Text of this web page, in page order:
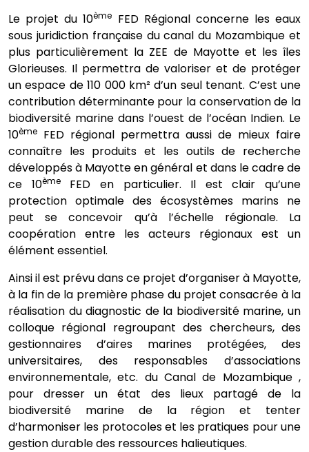
Le projet du 10ème FED Régional concerne les eaux
sous juridiction française du canal du Mozambique et
plus particulièrement la ZEE de Mayotte et les îles
Glorieuses. Il permettra de valoriser et de protéger
un espace de 110 000 km² d’un seul tenant. C’est une
contribution déterminante pour la conservation de la
biodiversité marine dans l’ouest de l’océan Indien. Le
10ème FED régional permettra aussi de mieux faire
connaître les produits et les outils de recherche
développés à Mayotte en général et dans le cadre de
ce 10èmeFED en particulier. Il est clair qu’une
protection optimale des écosystèmes marins ne
peut se concevoir qu’à l’échelle régionale. La
coopération entre les acteurs régionaux est un
élément essentiel.
Ainsi il est prévu dans ce projet d’organiser à Mayotte,
à la fin de la première phase du projet consacrée à la
réalisation du diagnostic de la biodiversité marine, un
colloque régional regroupant des chercheurs, des
gestionnaires d’aires marines protégées, des
universitaires, des responsables d’associations
environnementale, etc. du Canal de Mozambique ,
pour dresser un état des lieux partagé de la
biodiversité marine de la région et tenter
d’harmoniser les protocoles et les pratiques pour une
gestion durable des ressources halieutiques.